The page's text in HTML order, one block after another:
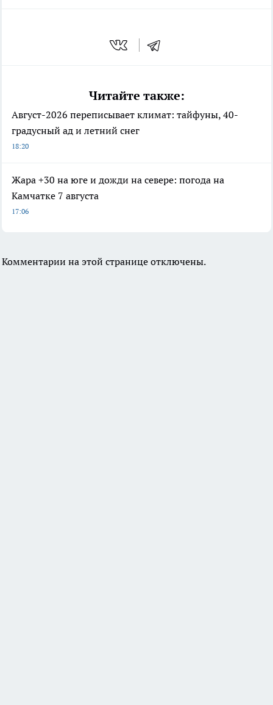
Читайте также:
Август-2026 переписывает климат: тайфуны, 40-
градусный ад и летний снег
18:20
Жара +30 на юге и дожди на севере: погода на
Камчатке 7 августа
17:06
Комментарии на этой странице отключены.